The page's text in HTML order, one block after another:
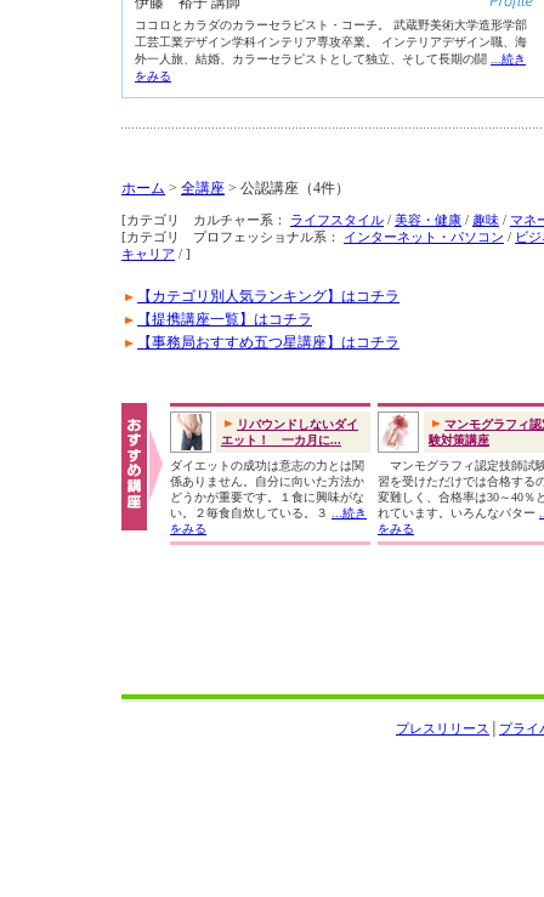
ココロとカラダのカラーセラピスト・コーチ。 武蔵野美術大学造形学部
工芸工業デザイン学科インテリア専攻卒業。 インテリアデザイン職、海
外一人旅、結婚、カラーセラピストとして独立、そして長期の闘
...続き
をみる
ホーム > 全講座 > 公認講座（4件）
[カテゴリ カルチャー系： ライフスタイル / 美容・健康 / 趣味 / マネ
[カテゴリ プロフェッショナル系： インターネット・パソコン / ビ
キャリア / ]
【カテゴリ別人気ランキング】はコチラ
【提携講座一覧】はコチラ
【事務局おすすめ五つ星講座】はコチラ
リバウンドしないダイ
エット！ 一カ月に...
ダイエットの成功は意志の力とは関
係ありません。自分に向いた方法か
どうかが重要です。１食に興味がな
い。２毎食自炊している。３
...続き
をみる
マンモグラフィ認
験対策講座
マンモグラフィ認定技師試
習を受けただけでは合格する
変難しく、合格率は30～40％
れています。いろんなパター
をみる
プライ
プレスリリース